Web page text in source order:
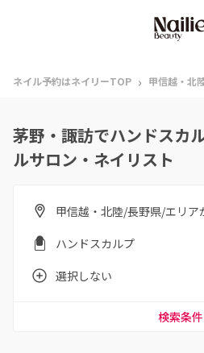
ネイル予約はネイリーTOP › 甲信越・北
茅野・諏訪でハンドスカ
ルサロン・ネイリスト
甲信越・北陸/長野県/エリ
ハンドスカルプ
選択しない
検索条件